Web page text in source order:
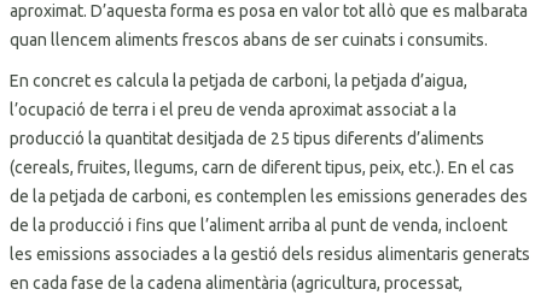
aproximat. D’aquesta forma es posa en valor tot allò que es malbarata
quan llencem aliments frescos abans de ser cuinats i consumits.
En concret es calcula la petjada de carboni, la petjada d’aigua,
l’ocupació de terra i el preu de venda aproximat associat a la
producció la quantitat desitjada de 25 tipus diferents d’aliments
(cereals, fruites, llegums, carn de diferent tipus, peix, etc.). En el cas
de la petjada de carboni, es contemplen les emissions generades des
de la producció i fins que l’aliment arriba al punt de venda, incloent
les emissions associades a la gestió dels residus alimentaris generats
en cada fase de la cadena alimentària (agricultura, processat,